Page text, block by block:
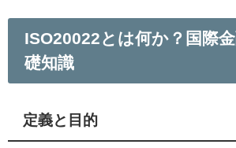
ISO20022とは何か？国際
礎知識
定義と目的